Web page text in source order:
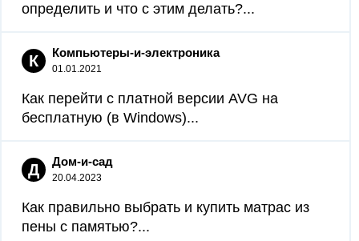
определить и что с этим делать?...
К Компьютеры-и-электроника
01.01.2021
Как перейти с платной версии AVG на
бесплатную (в Windows)...
Д Дом-и-сад
20.04.2023
Как правильно выбрать и купить матрас из
пены с памятью?...